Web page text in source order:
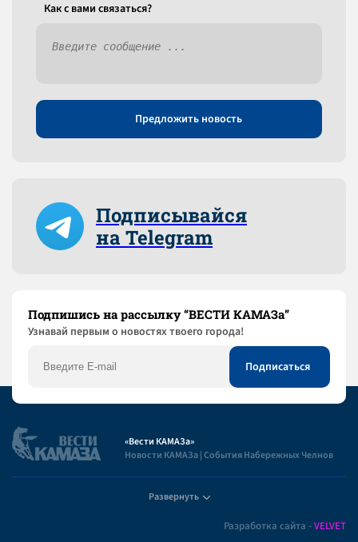
Как c вами связаться?
Предложить новость
Подписывайся
на Telegram
Подпишись на рассылку “ВЕСТИ КАМАЗа”
Узнaвай первым о новостях твоего города!
«Вести КАМАЗа»
Новости КАМАЗа | События Набережных Челнов
Развернуть
Разработка сайта -VELVET